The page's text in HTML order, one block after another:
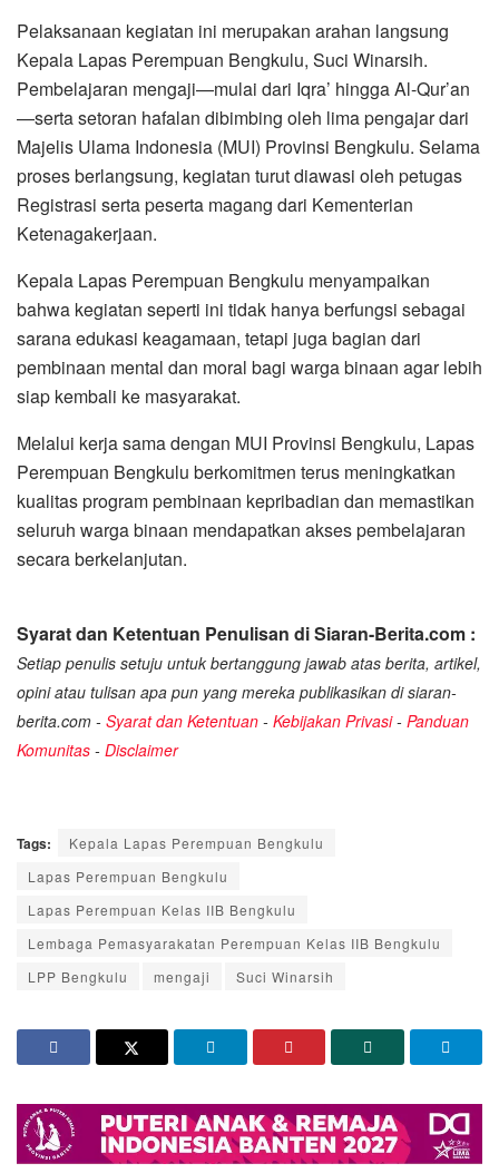
Pelaksanaan kegiatan ini merupakan arahan langsung
Kepala Lapas Perempuan Bengkulu, Suci Winarsih.
Pembelajaran mengaji—mulai dari Iqra’ hingga Al-Qur’an
—serta setoran hafalan dibimbing oleh lima pengajar dari
Majelis Ulama Indonesia (MUI) Provinsi Bengkulu. Selama
proses berlangsung, kegiatan turut diawasi oleh petugas
Registrasi serta peserta magang dari Kementerian
Ketenagakerjaan.
Kepala Lapas Perempuan Bengkulu menyampaikan
bahwa kegiatan seperti ini tidak hanya berfungsi sebagai
sarana edukasi keagamaan, tetapi juga bagian dari
pembinaan mental dan moral bagi warga binaan agar lebih
siap kembali ke masyarakat.
Melalui kerja sama dengan MUI Provinsi Bengkulu, Lapas
Perempuan Bengkulu berkomitmen terus meningkatkan
kualitas program pembinaan kepribadian dan memastikan
seluruh warga binaan mendapatkan akses pembelajaran
secara berkelanjutan.
Syarat dan Ketentuan Penulisan di Siaran-Berita.com :
Setiap penulis setuju untuk bertanggung jawab atas berita, artikel,
opini atau tulisan apa pun yang mereka publikasikan di siaran-
berita.com - Syarat dan Ketentuan - Kebijakan Privasi- Panduan
Komunitas - Disclaimer
Tags:
Kepala Lapas Perempuan Bengkulu
Lapas Perempuan Bengkulu
Lapas Perempuan Kelas IIB Bengkulu
Lembaga Pemasyarakatan Perempuan Kelas IIB Bengkulu
LPP Bengkulu
mengaji Suci Winarsih